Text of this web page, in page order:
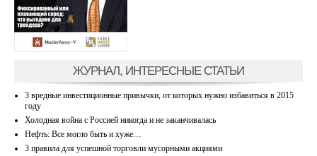
ЖУРНАЛ, ИНТЕРЕСНЫЕ СТАТЬИ
3 вредные инвестиционные привычки, от которых нужно избавиться в 2015
году
Холодная война с Россией никогда и не заканчивалась
Нефть: Все могло быть и хуже…
3 правила для успешной торговли мусорными акциями